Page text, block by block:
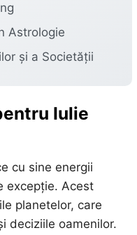
Astrologie
și a Societății
Iulie
cu sine energii
excepție. Acest
planetelor, care
deciziile oamenilor.